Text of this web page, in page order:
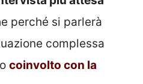
perché si parlerà
complessa
coinvolto con la